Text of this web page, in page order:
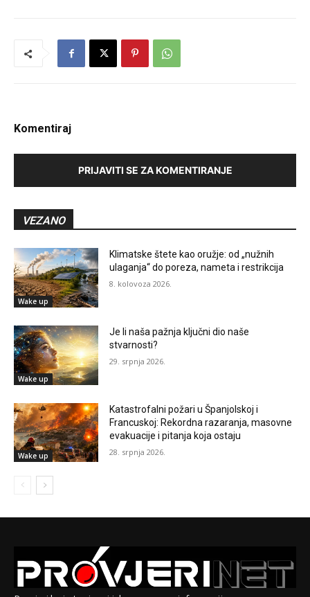
Komentiraj
PRIJAVITI SE ZA KOMENTIRANJE
VEZANO
Wake up
Klimatske štete kao oružje: od „nužnih
ulaganja“ do poreza, nameta i restrikcija
8. kolovoza 2026.
Wake up
Je li naša pažnja ključni dio naše
stvarnosti?
29. srpnja 2026.
Wake up
Katastrofalni požari u Španjolskoj i
Francuskoj: Rekordna razaranja, masovne
evakuacije i pitanja koja ostaju
28. srpnja 2026.